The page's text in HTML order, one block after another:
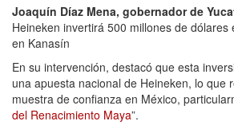
Joaquín Díaz Mena, gobernador de
Heineken invertirá 500 millones de dólares
en Kanasín
En su intervención, destacó que esta
una apuesta nacional de Heineken, lo que
muestra de confianza en México,
del Renacimiento Maya”.